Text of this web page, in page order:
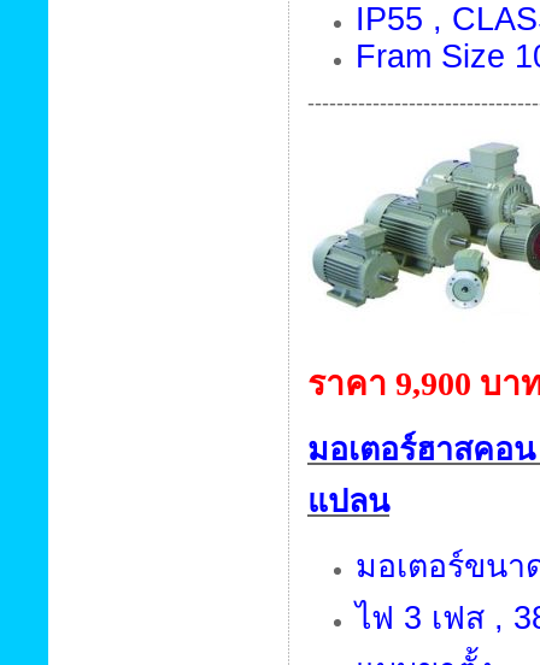
IP55 ,
Fram Size
ราคา 9,900 บา
มอเตอร์ฮาสคอ
แปลน
มอเตอร์ขนา
ไฟ 3 เฟส ,